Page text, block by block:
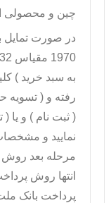
چین و محصولی
در صورت تمايل
به سبد خريد )
رفته و ( تسويه
( ثبت نام ) و يا (
نماييد و
مرحله بعد روش
انتها روش
پرداخت بانک